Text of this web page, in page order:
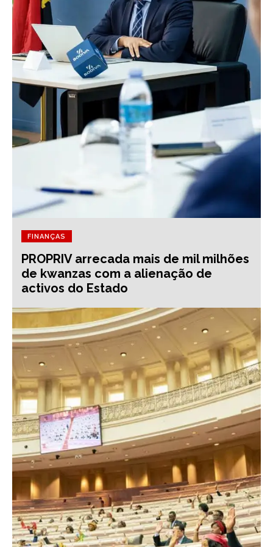
FINANÇAS
PROPRIV arrecada mais de mil milhões
de kwanzas com a alienação de
activos do Estado